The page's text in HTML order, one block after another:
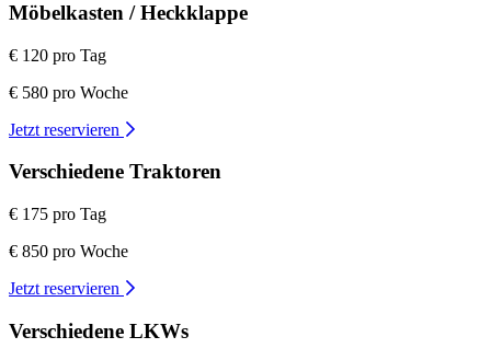
Möbelkasten / Heckklappe
€ 120 pro Tag
€ 580 pro Woche
Jetzt reservieren
Verschiedene Traktoren
€ 175 pro Tag
€ 850 pro Woche
Jetzt reservieren
Verschiedene LKWs